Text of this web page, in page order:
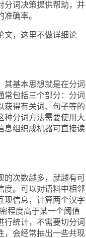
分词决策提供帮助，并
确率。
，这里不做详细论
基本思想就是在分词
常包括三个部分：分词
获得有关词、句子等的
种分词方法需要使用大
息组织成机器可直接读
次数越多，就越有可
度。可以对语料中相邻
现信息，计算两个汉字
程度高于某一个阈值
行统计，不需要切分词
，会经常抽出一些共现